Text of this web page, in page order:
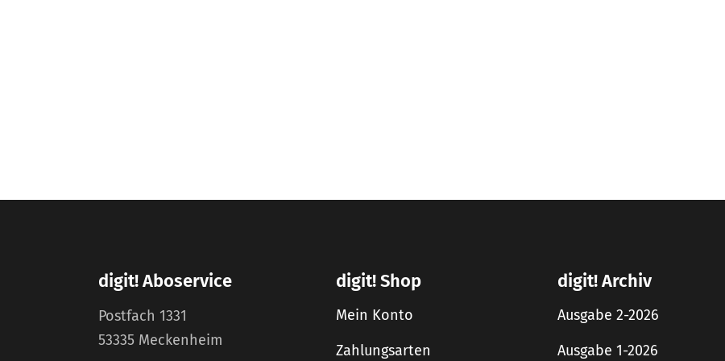
digit! Aboservice
Postfach 1331
53335 Meckenheim
digit! Shop
Mein Konto
Zahlungsarten
digit! Archiv
Ausgabe 2-2026
Ausgabe 1-2026